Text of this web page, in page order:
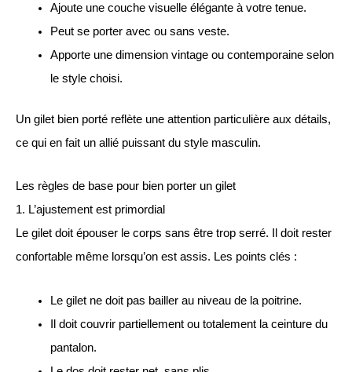
Ajoute une couche visuelle élégante à votre tenue.
Peut se porter avec ou sans veste.
Apporte une dimension vintage ou contemporaine selon
le style choisi.
Un gilet bien porté reflète une attention particulière aux détails,
ce qui en fait un allié puissant du style masculin.
Les règles de base pour bien porter un gilet
1. L’ajustement est primordial
Le gilet doit épouser le corps sans être trop serré. Il doit rester
confortable même lorsqu’on est assis. Les points clés :
Le gilet ne doit pas bailler au niveau de la poitrine.
Il doit couvrir partiellement ou totalement la ceinture du
pantalon.